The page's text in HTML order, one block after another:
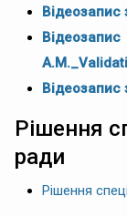
Відеозапис
Відеозапис
Рішення
ради
Рішення